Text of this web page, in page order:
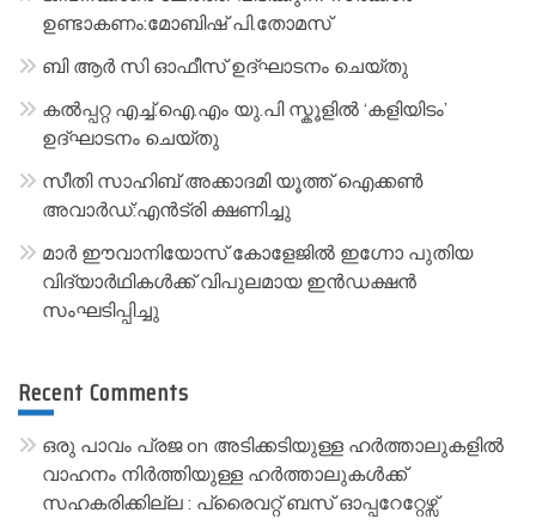
i
e
ഉണ്ടാകണം:മോബിഷ് പി.തോമസ്
ബി ആർ സി ഓഫീസ് ഉദ്ഘാടനം ചെയ്തു
കൽപ്പറ്റ എച്ച്.ഐ.എം യു.പി സ്കൂ‌ളിൽ ‘കളിയിടം’
ഉദ്ഘാടനം ചെയ്തു
സീതി സാഹിബ് അക്കാദമി യൂത്ത് ഐക്കൺ
അവാർഡ്:എൻട്രി ക്ഷണിച്ചു
മാർ ഈവാനിയോസ് കോളേജിൽ ഇഗ്നോ പുതിയ
വിദ്യാർഥികൾക്ക് വിപുലമായ ഇൻഡക്ഷൻ
സംഘടിപ്പിച്ചു
Recent Comments
ഒരു പാവം പ്രജon അടിക്കടിയുള്ള ഹർത്താലുകളിൽ
വാഹനം നിർത്തിയുള്ള ഹർത്താലുകൾക്ക്
സഹകരിക്കില്ല : പ്രൈവറ്റ് ബസ് ഓപ്പറേറ്റേഴ്സ്